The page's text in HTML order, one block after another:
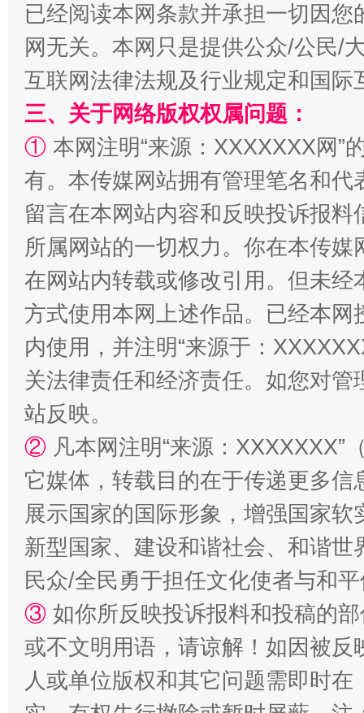
揭批美国五大"原罪" "炒
解纷+调解+退费，一次搞定
站台名比不上好声名
漫山遍野的桃花与雪山、麦地、白藏房 除
已经阅读本网条款并承担一切因
网无关。本网只是提供公众/公民/
互联网法律法规及行业规定和国
三、关于网络版权权属问题：
① 本网注明“来源：XXXXXXX网”
有。本传媒网站拥有管理笔名和
留言在本网站内容和反映投诉报
所属网站的一切权力。你在本传
在网站内转载或修改引用。但未
方式使用本网上述作品。已经本
内使用，并注明“来源于：
关法律责任和经济责任。如您对
站反映。
② 凡本网注明“来源：
它媒体，转载目的在于传递更多
展示国家的国际形象，增强国家
新型国家、建设和谐社会、和谐
民众/全民勇于担任文化使者与和
③ 如你所反映投诉报料和投稿的
或不文明用语，请谅解！如因被
人或单位版权和其它问题需即时在